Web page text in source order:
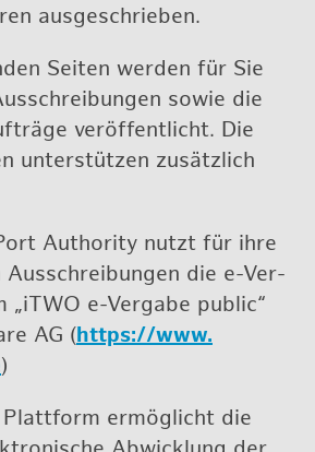
aus­ge­schrie­ben.
Sei­ten wer­den für Sie
sowie die
ver­öf­fent­licht. Die
un­ter­stüt­zen zu­sätz­lich
Au­thor­ity nutzt für ihre
Aus­schrei­bun­gen die e-Ver­
e-Ver­ga­be pu­blic“
AG (https://​www.​
)
Platt­form er­mög­licht die